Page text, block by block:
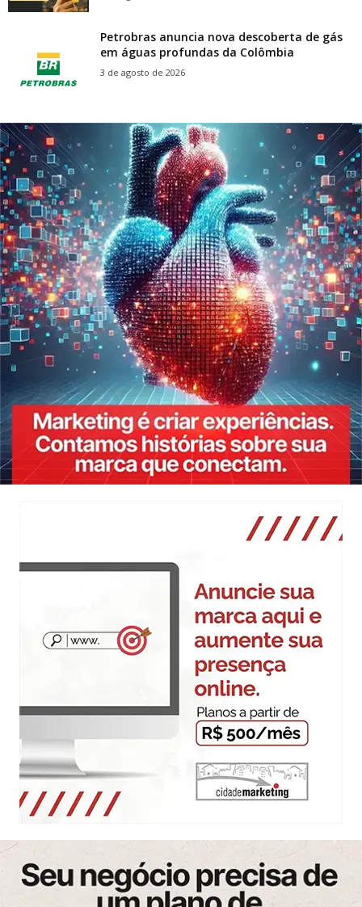
Petrobras anuncia nova descoberta de gás
em águas profundas da Colômbia
3 de agosto de 2026